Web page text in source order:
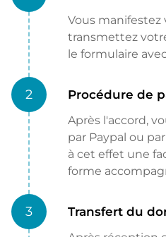
Vous
transmettez
le formulaire
2 Procédure de
Après l'accord,
par Paypal ou
à cet effet une
forme
3 Transfert du